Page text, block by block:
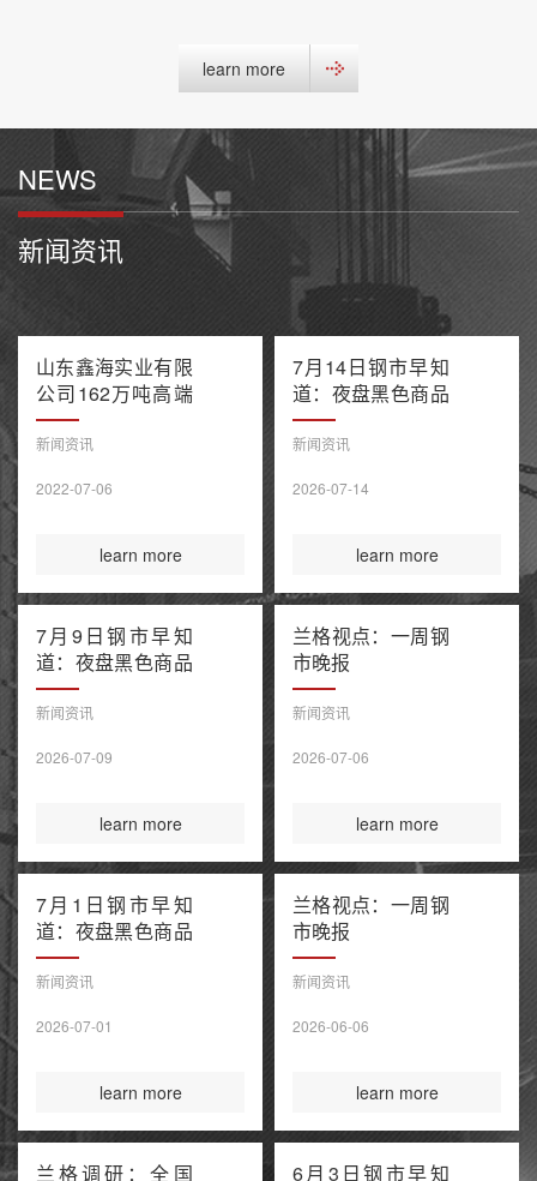
learn more
NEWS
新闻资讯
山东鑫海实业有限
公司162万吨高端
不锈钢项目产能置
换方案公示
新闻资讯
2022-07-06
learn more
7月14日钢市早知
道：夜盘黑色商品
多数收跌 阿联酋
油轮在霍尔木兹海
伦特原油涨超9%
新闻资讯
2026-07-14
learn more
7月9日钢市早知
道：夜盘黑色商品
整体收涨 原油大
涨引爆全球债市抛
忘录“已终结”
新闻资讯
2026-07-09
learn more
兰格视点：一周钢
市晚报
新闻资讯
2026-07-06
learn more
7月1日钢市早知
道：夜盘黑色商品
窄幅波动 上半年
百强房企销售额降
钢铁保障新规今起
新闻资讯
2026-07-01
learn more
兰格视点：一周钢
市晚报
新闻资讯
2026-06-06
learn more
兰格调研：全国
6月3日钢市早知